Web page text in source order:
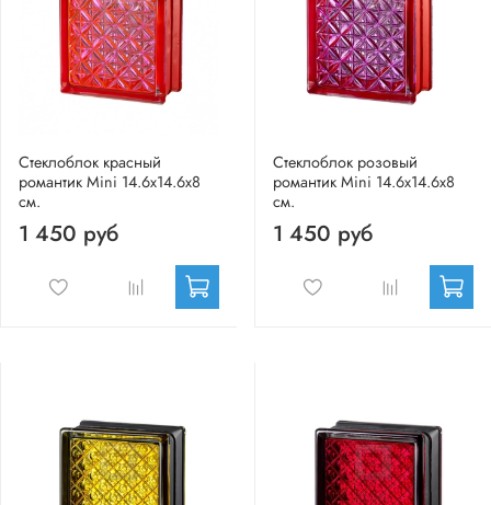
Стеклоблок красный
романтик Mini 14.6x14.6x8
см.
1 450 руб
Стеклоблок розовый
романтик Mini 14.6x14.6x8
см.
1 450 руб